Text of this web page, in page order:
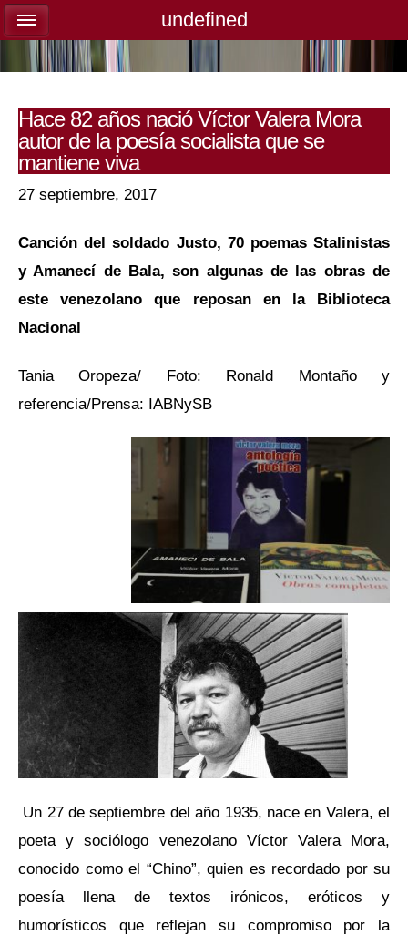
Hace 82 años nació Víctor Valera Mora
autor de la poesía socialista que se
mantiene viva
27 septiembre, 2017
Canción del soldado Justo, 70 poemas Stalinistas
y Amanecí de Bala, son algunas de las obras de
este venezolano que reposan en la Biblioteca
Nacional
Tania Oropeza/ Foto: Ronald Montaño y
referencia/Prensa: IABNySB
Un 27 de septiembre del año 1935, nace en Valera, el
poeta y sociólogo venezolano Víctor Valera Mora,
conocido como el “Chino”, quien es recordado por su
poesía llena de textos irónicos, eróticos y
humorísticos que reflejan su compromiso por la
undefined
undefined